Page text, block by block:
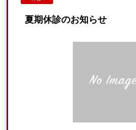
夏期休診のお知らせ